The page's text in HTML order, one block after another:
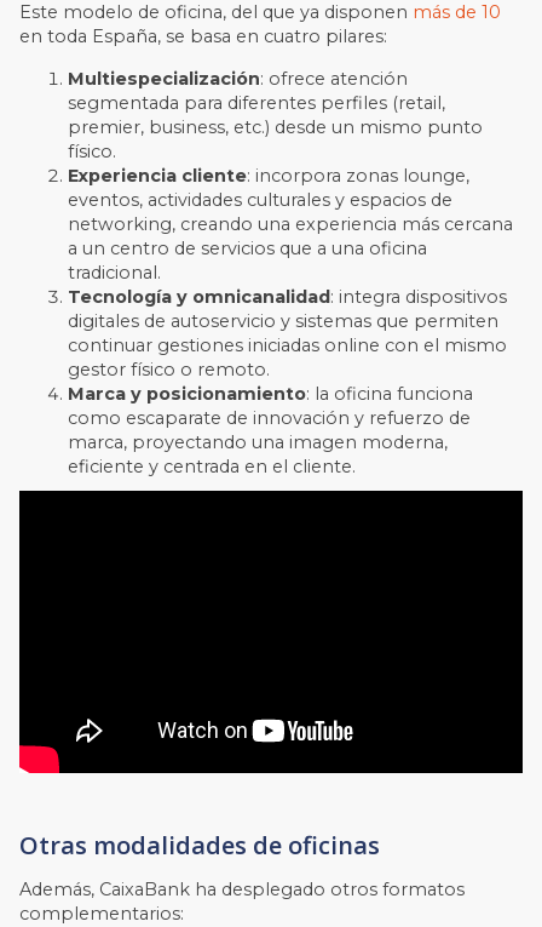
Este modelo de oficina, del que ya disponen más de 10
en toda España, se basa en cuatro pilares:
Multiespecialización: ofrece atención
segmentada para diferentes perfiles (retail,
premier, business, etc.) desde un mismo punto
físico.
Experiencia cliente: incorpora zonas lounge,
eventos, actividades culturales y espacios de
networking, creando una experiencia más cercana
a un centro de servicios que a una oficina
tradicional.
Tecnología y omnicanalidad: integra dispositivos
digitales de autoservicio y sistemas que permiten
continuar gestiones iniciadas online con el mismo
gestor físico o remoto.
Marca y posicionamiento: la oficina funciona
como escaparate de innovación y refuerzo de
marca, proyectando una imagen moderna,
eficiente y centrada en el cliente.
Otras modalidades de oficinas
Además, CaixaBank ha desplegado otros formatos
complementarios: